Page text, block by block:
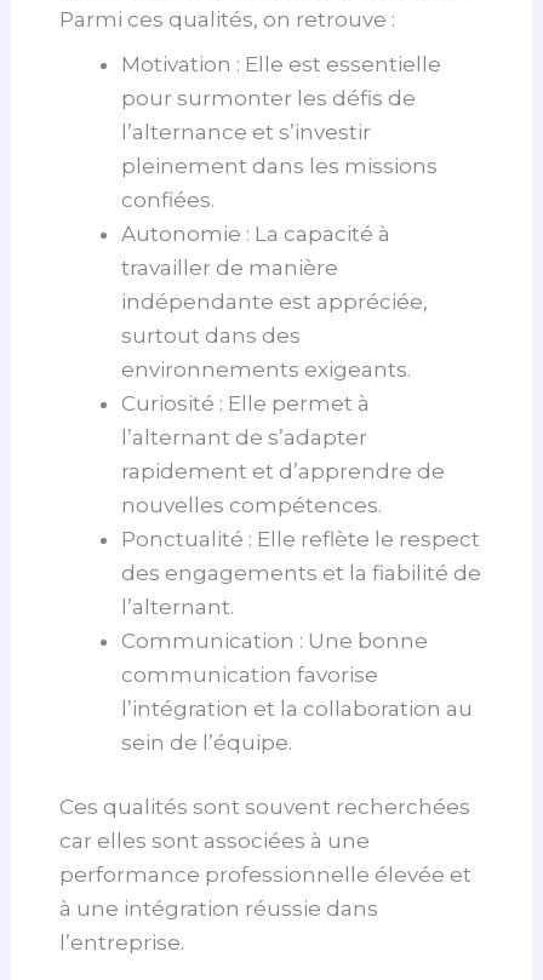
Parmi ces qualités, on retrouve :
Motivation : Elle est essentielle
pour surmonter les défis de
l’alternance et s’investir
pleinement dans les missions
confiées.
Autonomie : La capacité à
travailler de manière
indépendante est appréciée,
surtout dans des
environnements exigeants.
Curiosité : Elle permet à
l’alternant de s’adapter
rapidement et d’apprendre de
nouvelles compétences.
Ponctualité : Elle reflète le respect
des engagements et la fiabilité de
l’alternant.
Communication : Une bonne
communication favorise
l’intégration et la collaboration au
sein de l’équipe.
Ces qualités sont souvent recherchées
car elles sont associées à une
performance professionnelle élevée et
à une intégration réussie dans
l’entreprise.